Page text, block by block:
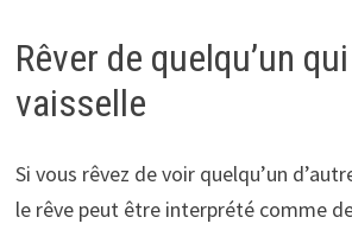
Rêver de quelqu’un
vaisselle
Si vous rêvez de voir quelqu’un
le rêve peut être interprété comme